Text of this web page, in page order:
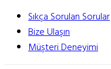
Sıkça Sorulan Sorular
Bize Ulaşın
Müşteri Deneyimi